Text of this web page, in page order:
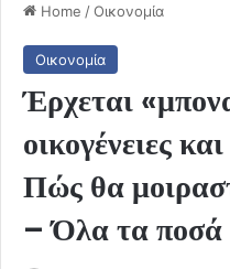
Home /Οικονομία
Οικονομία
Έρχεται
οικογένειες
Πώς θα
– Όλα τα ποσά